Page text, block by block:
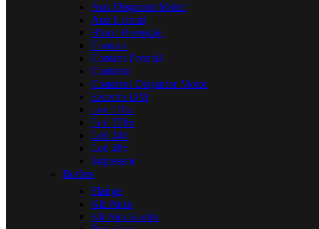
Aux Disjuntor Motor
Aux Lateral
Bloco Retenção
Contato
Contato Frontal
Contator
Conector Disjuntor Motor
Externo DM
Led 110v
Led 220v
Led 24v
Led 48v
Supressor
Botões
Flange
Kit Pulso
Kit Sinalizador